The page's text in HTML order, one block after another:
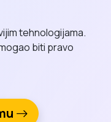
tehnologijama.
biti pravo